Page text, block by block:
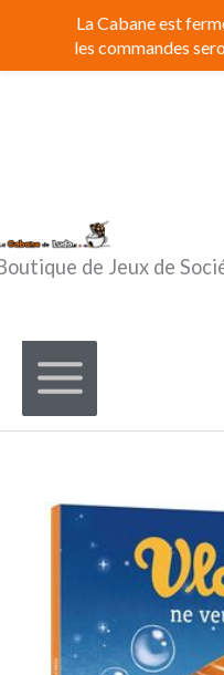
contenu
de Jeux de
La Cabane est
les commandes